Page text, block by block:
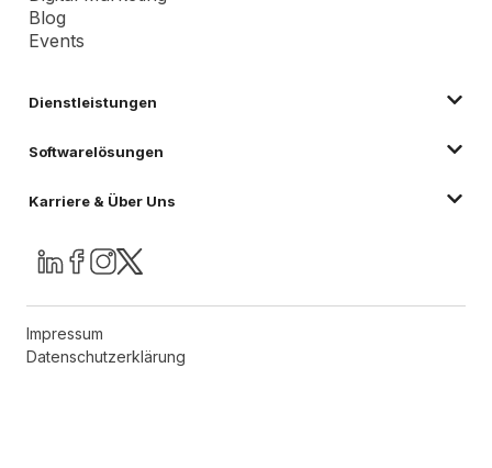
Blog
Events
Dienstleistungen
Softwarelösungen
Karriere & Über Uns
Impressum
Datenschutzerklärung